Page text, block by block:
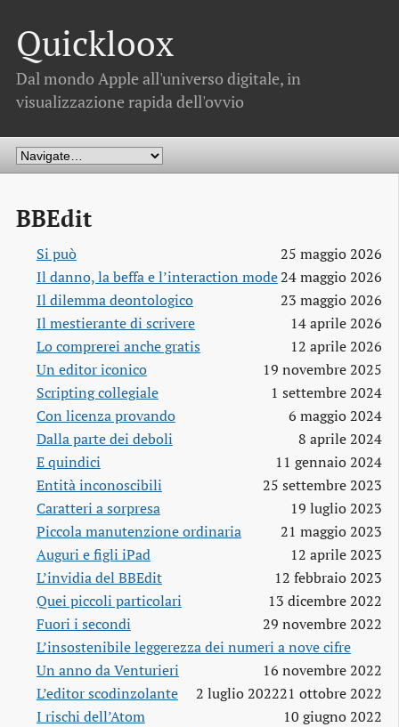
Quickloox
Dal mondo Apple all'universo digitale, in
visualizzazione rapida dell'ovvio
BBEdit
Si può
25 maggio 2026
Il danno, la beffa e l’interaction mode24 maggio 2026
Il dilemma deontologico
23 maggio 2026
Il mestierante di scrivere
14 aprile 2026
Lo comprerei anche gratis
12 aprile 2026
Un editor iconico
19 novembre 2025
Scripting collegiale
1 settembre 2024
Con licenza provando
6 maggio 2024
Dalla parte dei deboli
8 aprile 2024
E quindici
11 gennaio 2024
Entità inconoscibili
25 settembre 2023
Caratteri a sorpresa
19 luglio 2023
Piccola manutenzione ordinaria
21 maggio 2023
Auguri e figli iPad
12 aprile 2023
L’invidia del BBEdit
12 febbraio 2023
Quei piccoli particolari
13 dicembre 2022
Fuori i secondi
29 novembre 2022
L’insostenibile leggerezza dei numeri a nove cifre
16 novembre 2022
Un anno da Venturieri
21 ottobre 2022
L’editor scodinzolante
2 luglio 2022
I rischi dell’Atom
10 giugno 2022